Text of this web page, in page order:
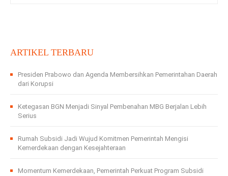
ARTIKEL TERBARU
Presiden Prabowo dan Agenda Membersihkan Pemerintahan Daerah
dari Korupsi
Ketegasan BGN Menjadi Sinyal Pembenahan MBG Berjalan Lebih
Serius
Rumah Subsidi Jadi Wujud Komitmen Pemerintah Mengisi
Kemerdekaan dengan Kesejahteraan
Momentum Kemerdekaan, Pemerintah Perkuat Program Subsidi